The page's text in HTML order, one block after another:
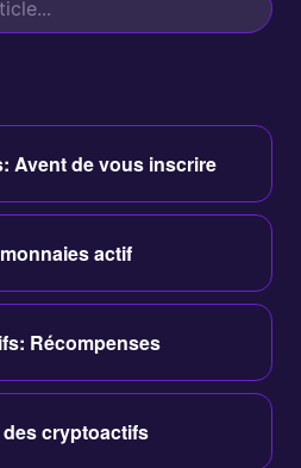
Avent de vous inscrire
actif
Récompenses
cryptoactifs